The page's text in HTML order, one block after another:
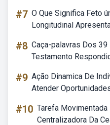
#7 O Que Significa Feto
Longitudinal
#8 Caça-palavras Dos
Testamento
#9 Ação Dinamica De
Atender
#10 Tarefa Movimentada
Centralizadora Da